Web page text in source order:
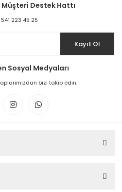
Destek Hattı
223 45 25
Kayıt Ol
Sosyal Medyaları
bizi takip edin.